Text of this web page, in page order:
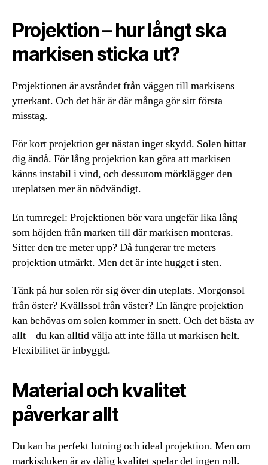
Projektion – hur långt ska
markisen sticka ut?
Projektionen är avståndet från väggen till markisens
ytterkant. Och det här är där många gör sitt första
misstag.
För kort projektion ger nästan inget skydd. Solen hittar
dig ändå. För lång projektion kan göra att markisen
känns instabil i vind, och dessutom mörklägger den
uteplatsen mer än nödvändigt.
En tumregel: Projektionen bör vara ungefär lika lång
som höjden från marken till där markisen monteras.
Sitter den tre meter upp? Då fungerar tre meters
projektion utmärkt. Men det är inte hugget i sten.
Tänk på hur solen rör sig över din uteplats. Morgonsol
från öster? Kvällssol från väster? En längre projektion
kan behövas om solen kommer in snett. Och det bästa av
allt – du kan alltid välja att inte fälla ut markisen helt.
Flexibilitet är inbyggd.
Material och kvalitet
påverkar allt
Du kan ha perfekt lutning och ideal projektion. Men om
markisduken är av dålig kvalitet spelar det ingen roll.